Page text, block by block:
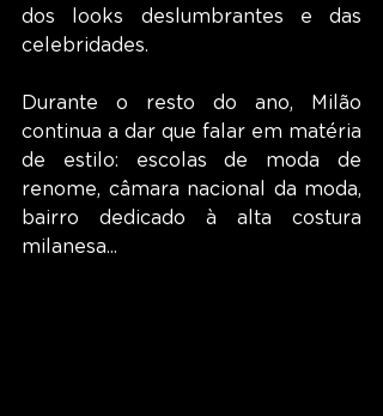
dos looks deslumbrantes e das
celebridades.
Durante o resto do ano, Milão
continua a dar que falar em matéria
de estilo: escolas de moda de
renome, câmara nacional da moda,
bairro dedicado à alta costura
milanesa...